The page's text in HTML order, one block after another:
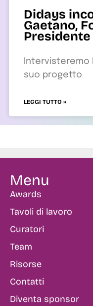
Didays
Gaetano,
Intervisteremo
suo progetto
LEGGI TUTTO »
Menu
Awards
Tavoli di lavoro
Curatori
Team
Risorse
Contatti
Diventa sponsor